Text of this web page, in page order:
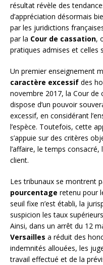
résultat révèle des
d’appréciation désormais
par les juridictions
par la Cour de cassation,
pratiques admises et celles
Un premier enseignement
caractère excessif des
novembre 2017, la Cour de
dispose d’un pouvoir
excessif, en considérant
l’espèce. Toutefois, cette
s’appuie sur des critères
l’affaire, le temps
client.
Les tribunaux se montrent
pourcentage retenu pour
seuil fixe n’est établi, la
suspicion les taux
Ainsi, dans un arrêt du 12
Versailles a réduit des
indemnités allouées, les
travail effectué et de la